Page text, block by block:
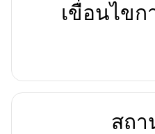
เขื่อนไขก
สถา